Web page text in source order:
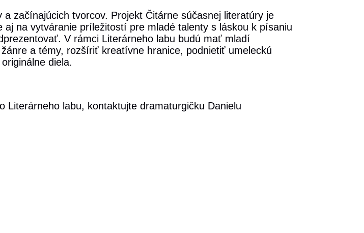
začínajúcich tvorcov. Projekt Čitárne súčasnej literatúry je
na vytváranie príležitostí pre mladé talenty s láskou k písaniu
V rámci Literárneho labu budú mať mladí
a témy, rozšíriť kreatívne hranice, podnietiť umeleckú
diela.
labu, kontaktujte dramaturgičku Danielu